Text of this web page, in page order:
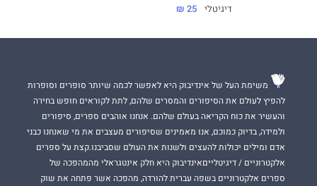
דיגיטלי 25 ₪
משימת העל של אינדיבוק היא לאפשר לכמה שיותר סופרים וסופרות
להפיץ לעולם את הסיפורים והמסרים שלהם, לתת לקוראים חופש בחירה
והעשיר את כוח הקריאה בעולם שלהם. אנחנו אוהבים ספרים, סיפורים
ולמידה, בדיוק כמוכם, אנו מאמינים שסיפורים מעצבים את מי שאנחנו כבני
אדם ומילים יכולות להעצים ולשנות את העולם שסביבנו.קצת על ספרים
אלקטרוניים / דיגיטלייםאינדיבוק היא חלק אינטגראלי מהמהפכה של
ספרים אלקטרוניים בשפה עברית להורדה, מהפכה אשר פתחה את שוק